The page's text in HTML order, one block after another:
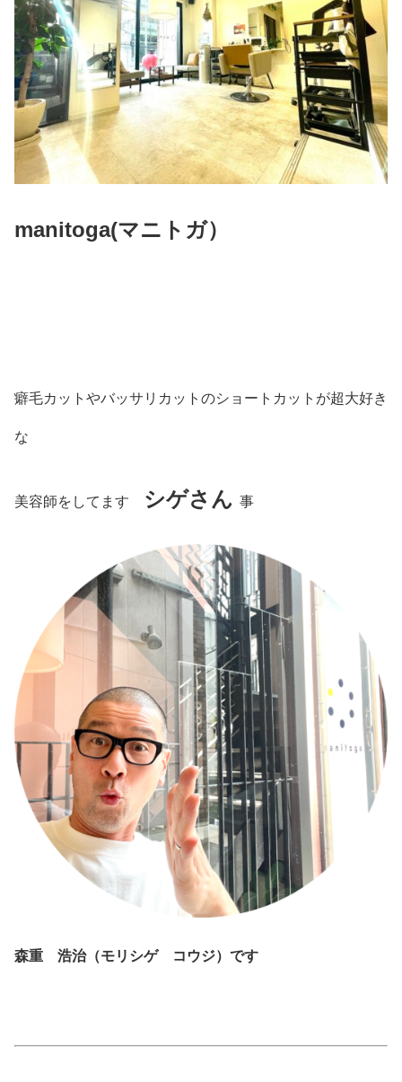
manitoga(マニトガ）
癖毛カットやバッサリカットのショートカットが超大好き
な
美容師をしてます シゲさん 事
森重 浩治（モリシゲ コウジ）です